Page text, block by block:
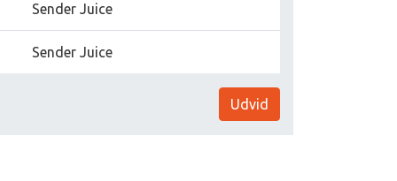
Sender Juice
Sender Juice
Udvid